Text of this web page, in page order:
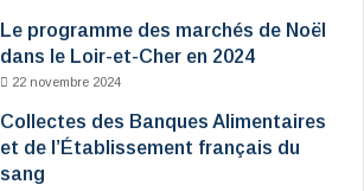
Le programme des marchés de Noël
dans le Loir-et-Cher en 2024
22 novembre 2024
Collectes des Banques Alimentaires
et de l’Établissement français du
sang